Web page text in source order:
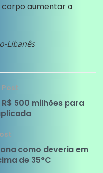
aumentar a
Libanês
Post
500 milhões para
como deveria em
de 35°C